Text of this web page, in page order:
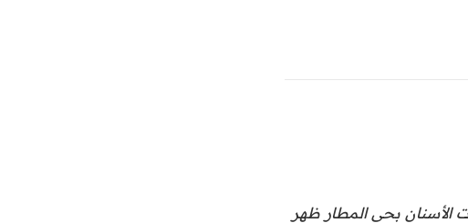
بحي المطار ظهر